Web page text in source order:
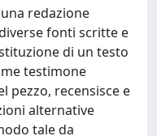
redazione
fonti scritte e
di un testo
testimone
pezzo, recensisce e
alternative
tale da